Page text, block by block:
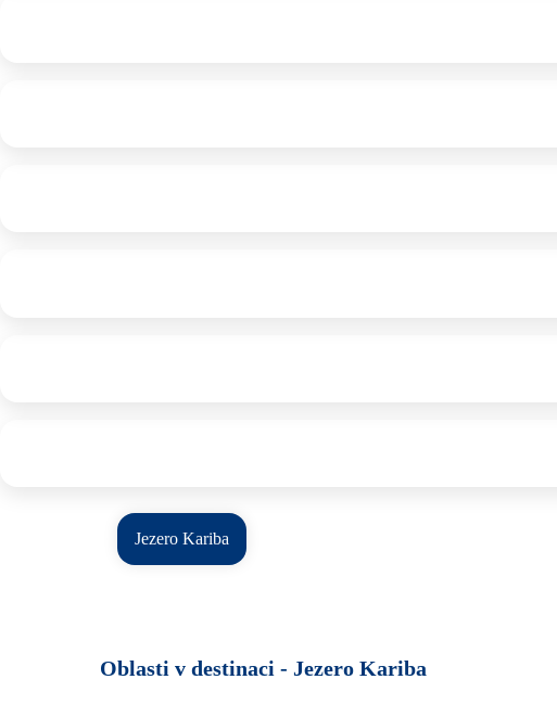
Jezero Kariba
Oblasti v destinaci - Jezero Kariba